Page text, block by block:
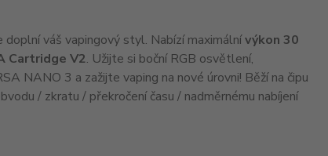
doplní váš vapingový styl. Nabízí maximálnívýkon 30
Cartridge V2. Užijte si boční RGB osvětlení,
NANO 3 a zažijte vaping na nové úrovni! Běží na čipu
/ zkratu / překročení času / nadměrnému nabíjení